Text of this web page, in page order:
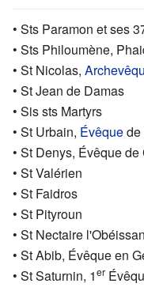
• Sts Paramon et ses
• Sts Philoumène,
• St Nicolas,
• St Jean de Damas
• Sis sts Martyrs
• St Urbain, Évêquede
• St Denys, Évêque
• St Valérien
• St Faidros
• St Pityroun
• St Nectaire
• St Abib, Évêque en
• St Saturnin, 1er